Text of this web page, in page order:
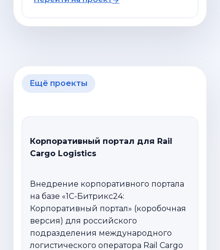
Ещё проекты
Корпоративный портал для Rail
Cargo Logistics
Внедрение корпоративного портала
на базе «1С-Битрикс24:
Корпоративный портал» (коробочная
версия) для российского
подразделения международного
логистического оператора Rail Cargo